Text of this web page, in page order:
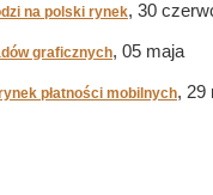
na polski rynek, 30
graficznych, 05 maja
płatności mobilnych, 29